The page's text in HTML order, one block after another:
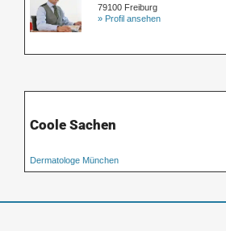
79100 Freiburg
» Profil ansehen
Coole Sachen
Dermatologe München